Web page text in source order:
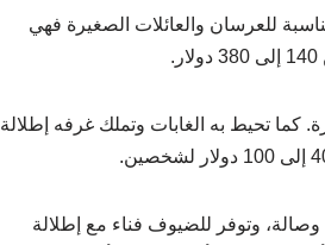
فهو يبعد عنها 91 كم. كما أنّها مناسبة للعرسان والعائلات الصغيرة فهي
وهو أكثر جمالًا. ويبعد حوالي 400 متر عن البحيرة. كما تحيط به الغابات وتملك غرفه إطلالة
وصالة، وتوفر للضيوف فناء مع إطلالة